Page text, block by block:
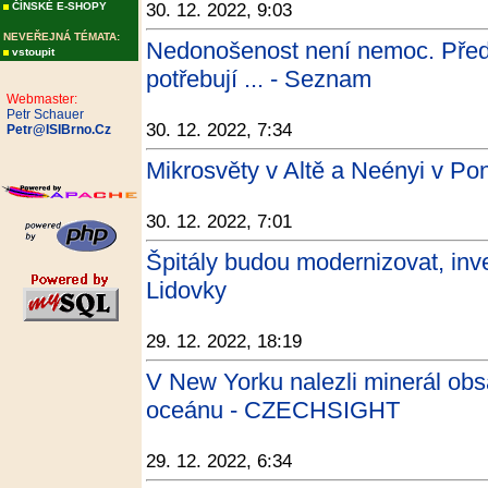
ČÍNSKÉ E-SHOPY
NEVEŘEJNÁ TÉMATA:
vstoupit
Webmaster:
Petr Schauer
Petr@ISIBrno.Cz
30. 12. 2022, 9:03
Nedonošenost není nemoc.
potřebují ... - Seznam
30. 12. 2022, 7:34
Mikrosvěty v Altě a Neényi v
30. 12. 2022, 7:01
Špitály budou modernizovat,
Lidovky
29. 12. 2022, 18:19
V New Yorku nalezli minerál
oceánu - CZECHSIGHT
29. 12. 2022, 6:34